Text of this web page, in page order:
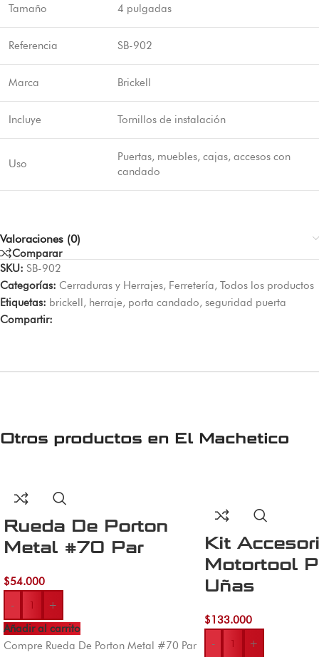
Tamaño 4 pulgadas
Referencia SB-902
Marca Brickell
Incluye Tornillos de instalación
Uso
Puertas, muebles, cajas, accesos con
candado
Valoraciones (0)
Comparar
SKU: SB-902
Categorías: Cerraduras y Herrajes, Ferretería, Todos los productos
Etiquetas: brickell, herraje, porta candado, seguridad puerta
Compartir:
Otros productos en El Machetico
Rueda De Porton
Metal #70 Par
$54.000
-
+
Añadir al carrito
Compre Rueda De Porton Metal #70 Par
Kit
Motortool
Uñas
$133.000
-
+